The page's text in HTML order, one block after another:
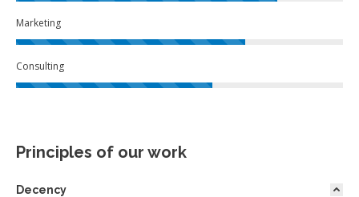
Marketing
Consulting
Principles of our work
Decency